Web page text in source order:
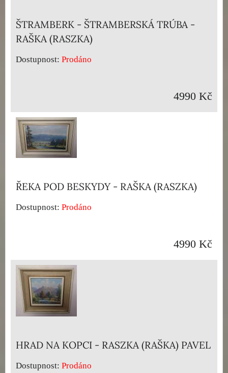
ŠTRAMBERK - ŠTRAMBERSKÁ TRÚBA -
RAŠKA (RASZKA)
Dostupnost: Prodáno
4990 Kč
ŘEKA POD BESKYDY - RAŠKA (RASZKA)
Dostupnost: Prodáno
4990 Kč
HRAD NA KOPCI - RASZKA (RAŠKA) PAVEL
Dostupnost: Prodáno